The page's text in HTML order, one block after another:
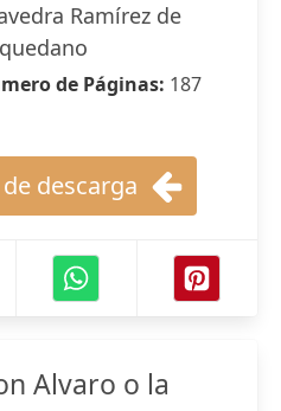
Ramírez de
de Páginas: 187
descarga
Alvaro o la